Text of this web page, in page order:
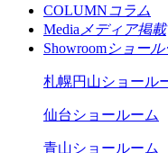
COLUMNコラム
Media メディア掲載
Showroomショール
札幌円山ショール
仙台ショールーム
青山ショールーム